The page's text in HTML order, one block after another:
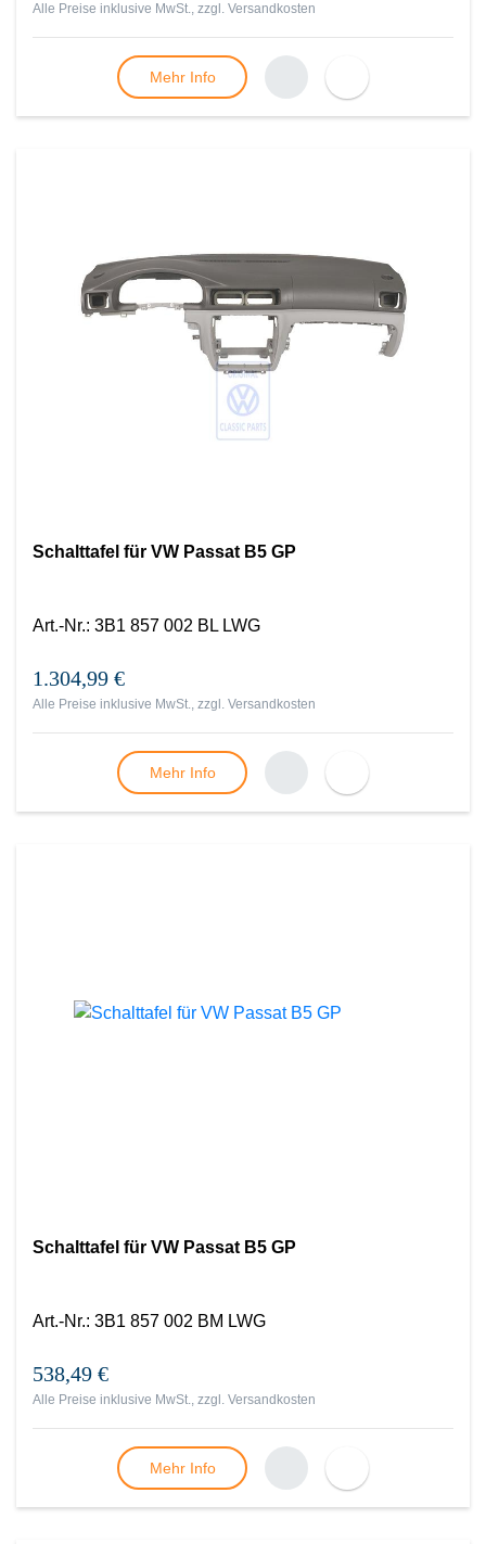
Alle Preise inklusive MwSt., zzgl. Versandkosten
Mehr Info
Schalttafel für VW Passat B5 GP
Art.-Nr.: 3B1 857 002 BL LWG
1.304,99 €
Alle Preise inklusive MwSt., zzgl. Versandkosten
Mehr Info
Schalttafel für VW Passat B5 GP
Art.-Nr.: 3B1 857 002 BM LWG
538,49 €
Alle Preise inklusive MwSt., zzgl. Versandkosten
Mehr Info